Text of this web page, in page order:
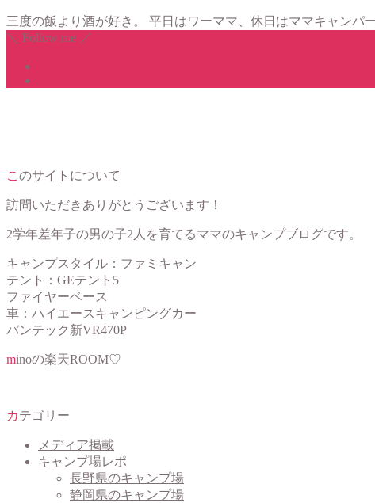
三度の飯より酒が好き。 平日はワーママ、休日はママキャンパ
＼ Follow me ／
このサイトについて
訪問いただきありがとうございます！
2学年差年子の男の子2人を育てるママのキャンプブログです。
キャンプスタイル：ファミキャン
テント：GEテント5
ファイヤーベース
車：ハイエースキャンピングカー
バンテック新VR470P
minoの楽天ROOM♡
カテゴリー
メディア掲載
キャンプ場レポ
長野県のキャンプ場
静岡県のキャンプ場